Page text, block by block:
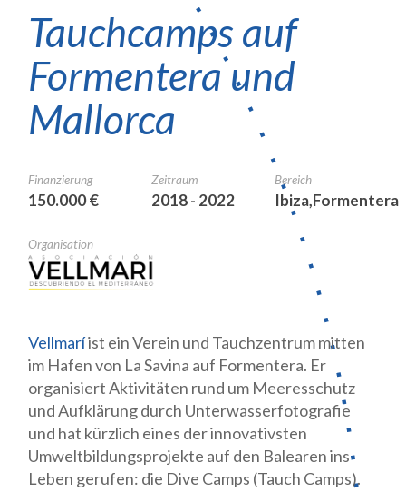
Tauchcamps auf
Formentera und
Mallorca
Finanzierung
150.000 €
Zeitraum
2018 - 2022
Bereich
Ibiza,Formentera
Organisation
Vellmaríist ein Verein und Tauchzentrum mitten
im Hafen von La Savina auf Formentera. Er
organisiert Aktivitäten rund um Meeresschutz
und Aufklärung durch Unterwasserfotografie
und hat kürzlich eines der innovativsten
Umweltbildungsprojekte auf den Balearen ins
Leben gerufen: die Dive Camps (Tauch Camps).